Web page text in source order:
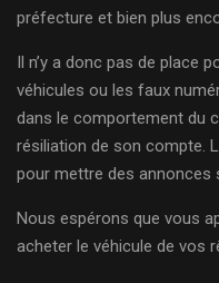
préfecture et bien plus
Il n’y a donc pas de place
véhicules ou les faux
dans le comportement du
résiliation de son compte.
pour mettre des annonces
Nous espérons que vous
acheter le véhicule de vos